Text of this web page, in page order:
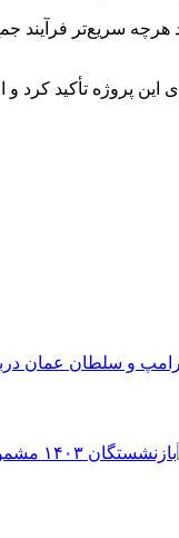
سریع‌تر فرآیند
تأکید کرد و
و سلطان عمان